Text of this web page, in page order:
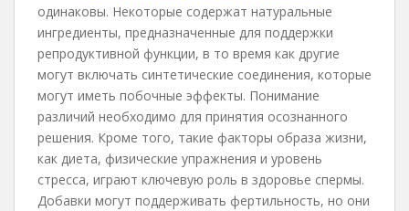
одинаковы. Некоторые содержат натуральные
ингредиенты, предназначенные для поддержки
репродуктивной функции, в то время как другие
могут включать синтетические соединения, которые
могут иметь побочные эффекты. Понимание
различий необходимо для принятия осознанного
решения. Кроме того, такие факторы образа жизни,
как диета, физические упражнения и уровень
стресса, играют ключевую роль в здоровье спермы.
Добавки могут поддерживать фертильность, но они